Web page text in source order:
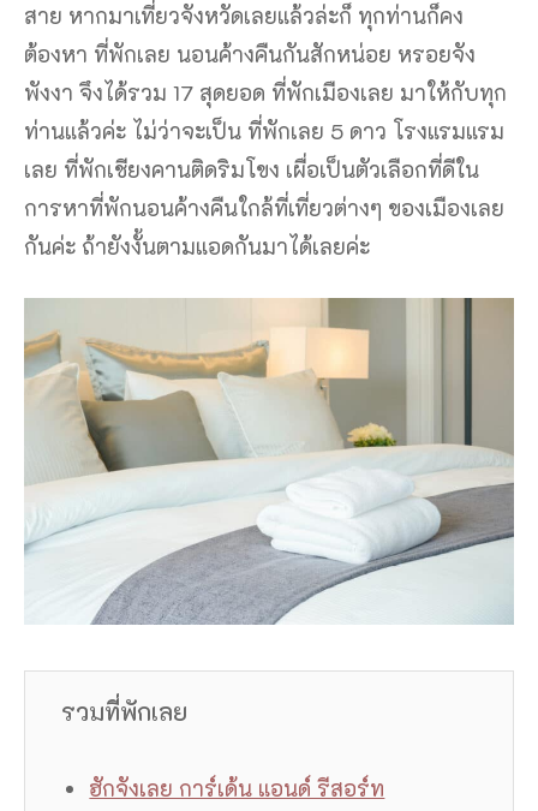
สาย หากมาเที่ยวจังหวัดเลยแล้วล่ะก็ ทุกท่านก็คง
ต้องหา ที่พักเลย นอนค้างคืนกันสักหน่อย หรอยจัง
พังงา จึงได้รวม 17 สุดยอด ที่พักเมืองเลย มาให้กับทุก
ท่านแล้วค่ะ ไม่ว่าจะเป็น ที่พักเลย 5 ดาว โรงแรมแรม
เลย ที่พักเชียงคานติดริมโขง เผื่อเป็นตัวเลือกที่ดีใน
การหาที่พักนอนค้างคืนใกล้ที่เที่ยวต่างๆ ของเมืองเลย
กันค่ะ ถ้ายังงั้นตามแอดกันมาได้เลยค่ะ
รวมที่พักเลย
ฮักจังเลย การ์เด้น แอนด์ รีสอร์ท